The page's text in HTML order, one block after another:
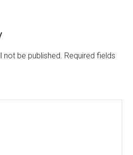
not be published. Required fields